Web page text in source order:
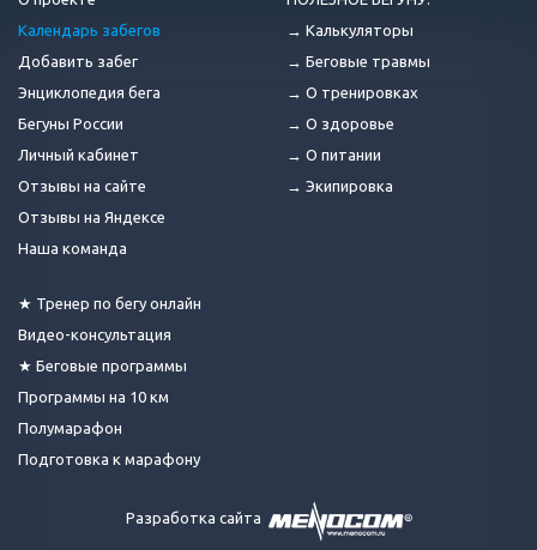
Календарь забегов
Добавить забег
Энциклопедия бега
Бегуны России
Личный кабинет
Отзывы на сайте
Отзывы на Яндексе
Наша команда
★ Тренер по бегу онлайн
Видео-консультация
★ Беговые программы
Программы на 10 км
Полумарафон
Подготовка к марафону
→ Калькуляторы
→ Беговые травмы
→ О тренировках
→ О здоровье
→ О питании
→ Экипировка
Разработка сайта